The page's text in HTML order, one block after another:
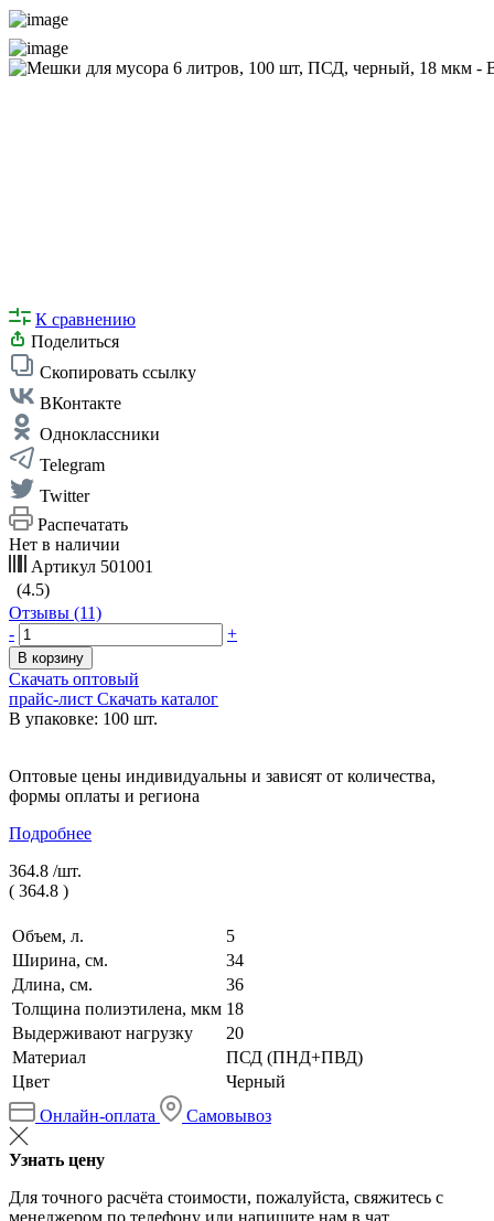
К сравнению
Поделиться
Скопировать ссылку
ВКонтакте
Одноклассники
Telegram
Twitter
Распечатать
Нет в наличии
Артикул 501001
(4.5)
Отзывы (11)
-
+
В корзину
Скачать оптовый
прайс-лист Скачать каталог
В упаковке: 100 шт.
Оптовые цены индивидуальны и зависят от количества,
формы оплаты и региона
Подробнее
364.8 /шт.
( 364.8 )
Объем, л.
5
Ширина, см.
34
Длина, см.
36
Толщина полиэтилена, мкм 18
Выдерживают нагрузку
20
Материал
ПСД (ПНД+ПВД)
Цвет
Черный
Онлайн-оплата
Самовывоз
Узнать цену
Для точного расчёта стоимости, пожалуйста, свяжитесь с
менеджером по телефону или напишите нам в чат.